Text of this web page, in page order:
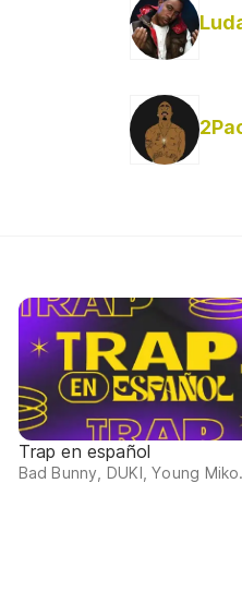
Trap en español
Bad Bunny, DUKI, Young